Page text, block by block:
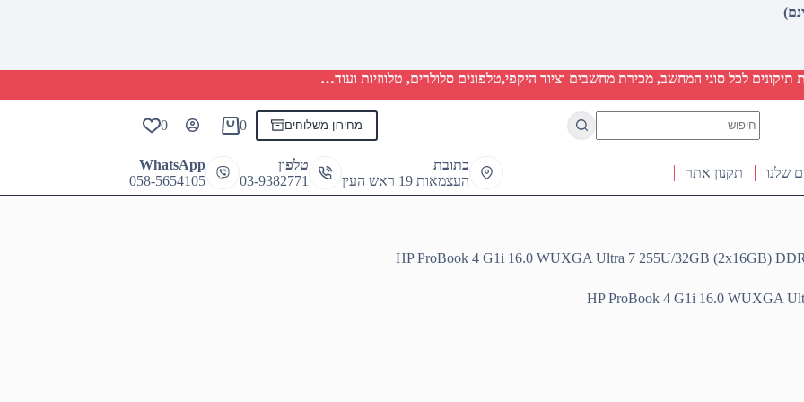
לכל סוגי המחשב, מכירת מחשבים וציוד היקפי,טלפונים סלולרים, טלווזיות ועוד…
results
מחירון משלוחים
Shopping
0
0
שלנו תקנון אתר
כתובת
העצמאות 19 ראש העין
טלפון
03-9382771
WhatsApp
058-5654105
HP ProBook 4 G1i 16.0 WUXGA Ultra 7 255U/32GB (2x16GB)